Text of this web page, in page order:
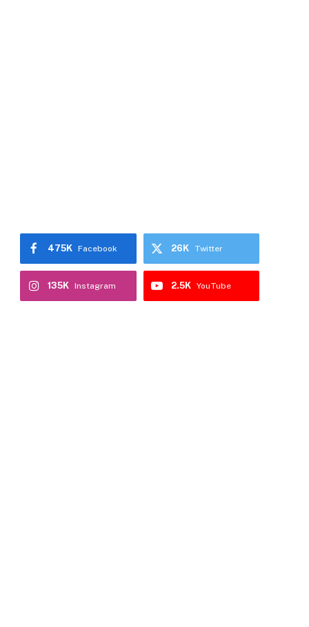
Facebook
475K Twitter
26K
Instagram
135K YouTube
2.5K